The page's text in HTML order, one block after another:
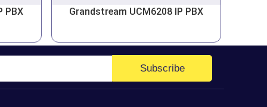
PBX Grandstream UCM6208 IP PBX
Subscribe